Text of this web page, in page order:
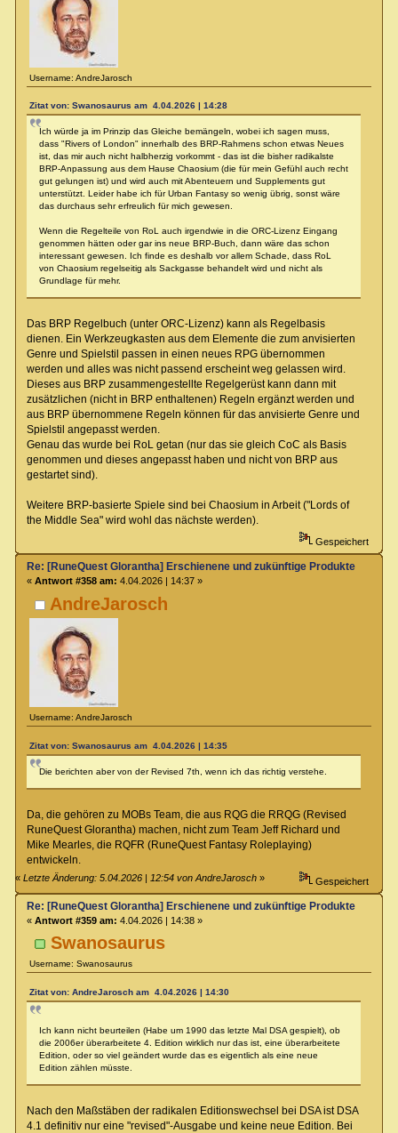
Username: AndreJarosch
Zitat von: Swanosaurus am 4.04.2026 | 14:28
Ich würde ja im Prinzip das Gleiche bemängeln, wobei ich sagen muss,
dass "Rivers of London" innerhalb des BRP-Rahmens schon etwas Neues
ist, das mir auch nicht halbherzig vorkommt - das ist die bisher radikalste
BRP-Anpassung aus dem Hause Chaosium (die für mein Gefühl auch recht
gut gelungen ist) und wird auch mit Abenteuern und Supplements gut
unterstützt. Leider habe ich für Urban Fantasy so wenig übrig, sonst wäre
das durchaus sehr erfreulich für mich gewesen.
Wenn die Regelteile von RoL auch irgendwie in die ORC-Lizenz Eingang
genommen hätten oder gar ins neue BRP-Buch, dann wäre das schon
interessant gewesen. Ich finde es deshalb vor allem Schade, dass RoL
von Chaosium regelseitig als Sackgasse behandelt wird und nicht als
Grundlage für mehr.
Das BRP Regelbuch (unter ORC-Lizenz) kann als Regelbasis
dienen. Ein Werkzeugkasten aus dem Elemente die zum anvisierten
Genre und Spielstil passen in einen neues RPG übernommen
werden und alles was nicht passend erscheint weg gelassen wird.
Dieses aus BRP zusammengestellte Regelgerüst kann dann mit
zusätzlichen (nicht in BRP enthaltenen) Regeln ergänzt werden und
aus BRP übernommene Regeln können für das anvisierte Genre und
Spielstil angepasst werden.
Genau das wurde bei RoL getan (nur das sie gleich CoC als Basis
genommen und dieses angepasst haben und nicht von BRP aus
gestartet sind).
Weitere BRP-basierte Spiele sind bei Chaosium in Arbeit ("Lords of
the Middle Sea" wird wohl das nächste werden).
Gespeichert
AndreJarosch
Username: AndreJarosch
Re: [RuneQuest Glorantha] Erschienene und zukünftige Produkte
« Antwort #358 am: 4.04.2026 | 14:37 »
Zitat von: Swanosaurus am 4.04.2026 | 14:35
Die berichten aber von der Revised 7th, wenn ich das richtig verstehe.
Da, die gehören zu MOBs Team, die aus RQG die RRQG (Revised
RuneQuest Glorantha) machen, nicht zum Team Jeff Richard und
Mike Mearles, die RQFR (RuneQuest Fantasy Roleplaying)
entwickeln.
«Letzte Änderung: 5.04.2026 | 12:54 von AndreJarosch » Gespeichert
Swanosaurus
Username: Swanosaurus
Re: [RuneQuest Glorantha] Erschienene und zukünftige Produkte
« Antwort #359 am: 4.04.2026 | 14:38 »
Zitat von: AndreJarosch am 4.04.2026 | 14:30
Ich kann nicht beurteilen (Habe um 1990 das letzte Mal DSA gespielt), ob
die 2006er überarbeitete 4. Edition wirklich nur das ist, eine überarbeitete
Edition, oder so viel geändert wurde das es eigentlich als eine neue
Edition zählen müsste.
Nach den Maßstäben der radikalen Editionswechsel bei DSA ist DSA
4.1 definitiv nur eine "revised"-Ausgabe und keine neue Edition. Bei